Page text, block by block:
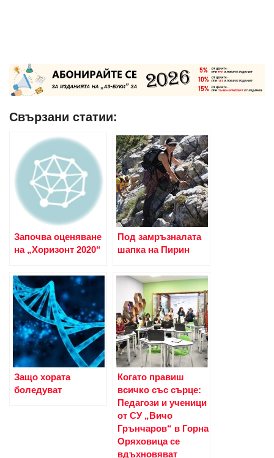
Свързани статии:
Започва оценяване
на „Хоризонт 2020“
Под замръзналата
шапка на Пирин
Защо хората
боледуват
Когато правиш
всичко със сърце:
Педагози и ученици
от СУ „Вичо
Грънчаров“ в Горна
Оряховица се
вдъхновяват